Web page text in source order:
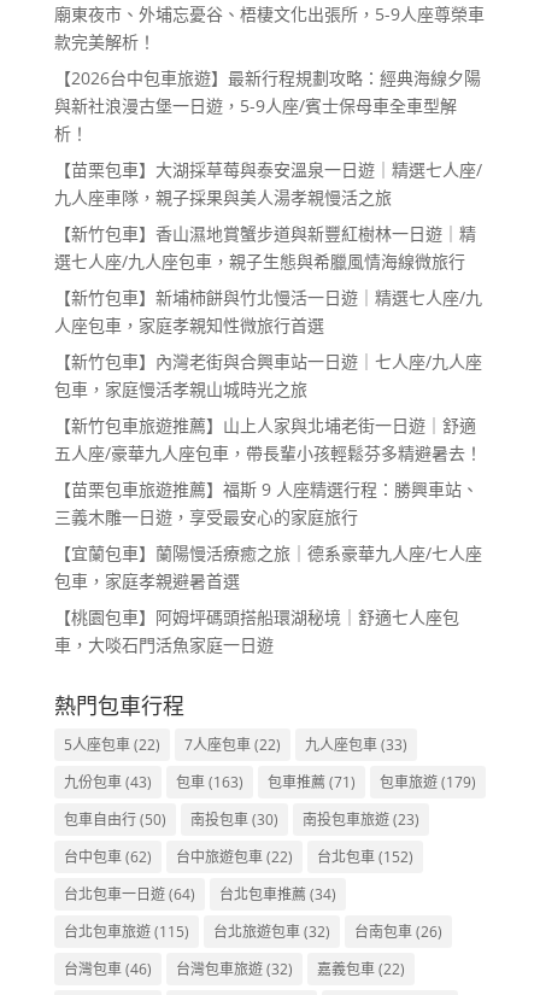
廟東夜市、外埔忘憂谷、梧棲文化出張所，5-9人座尊榮車
款完美解析！
【2026台中包車旅遊】最新行程規劃攻略：經典海線夕陽
與新社浪漫古堡一日遊，5-9人座/賓士保母車全車型解
析！
【苗栗包車】大湖採草莓與泰安溫泉一日遊｜精選七人座/
九人座車隊，親子採果與美人湯孝親慢活之旅
【新竹包車】香山濕地賞蟹步道與新豐紅樹林一日遊｜精
選七人座/九人座包車，親子生態與希臘風情海線微旅行
【新竹包車】新埔柿餅與竹北慢活一日遊｜精選七人座/九
人座包車，家庭孝親知性微旅行首選
【新竹包車】內灣老街與合興車站一日遊｜七人座/九人座
包車，家庭慢活孝親山城時光之旅
【新竹包車旅遊推薦】山上人家與北埔老街一日遊｜舒適
五人座/豪華九人座包車，帶長輩小孩輕鬆芬多精避暑去！
【苗栗包車旅遊推薦】福斯 9 人座精選行程：勝興車站、
三義木雕一日遊，享受最安心的家庭旅行
【宜蘭包車】蘭陽慢活療癒之旅｜德系豪華九人座/七人座
包車，家庭孝親避暑首選
【桃園包車】阿姆坪碼頭搭船環湖秘境｜舒適七人座包
車，大啖石門活魚家庭一日遊
熱門包車行程
5人座包車(22) 7人座包車(22) 九人座包車(33)
九份包車(43) 包車(163) 包車推薦(71) 包車旅遊(179)
包車自由行(50) 南投包車(30) 南投包車旅遊(23)
台中包車(62) 台中旅遊包車(22) 台北包車(152)
台北包車一日遊(64) 台北包車推薦(34)
台北包車旅遊(115) 台北旅遊包車(32) 台南包車(26)
台灣包車(46) 台灣包車旅遊(32) 嘉義包車(22)